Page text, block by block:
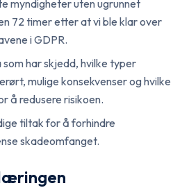
myndigheter uten ugrunnet
72 timer etter at vi ble klar over
i GDPR.
har skjedd, hvilke typer
mulige konsekvenser og hvilke
å redusere risikoen.
tiltak for å forhindre
skadeomfanget.